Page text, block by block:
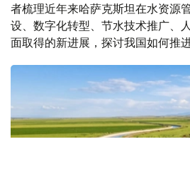
者梳理近年来哈萨克斯坦在水资源
设、数字化转型、节水技术推广、
面取得的新进展，探讨我国如何推